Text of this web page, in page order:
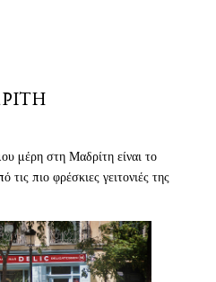
μέρη στη Μαδρίτη είναι το
πιο φρέσκιες γειτονιές της